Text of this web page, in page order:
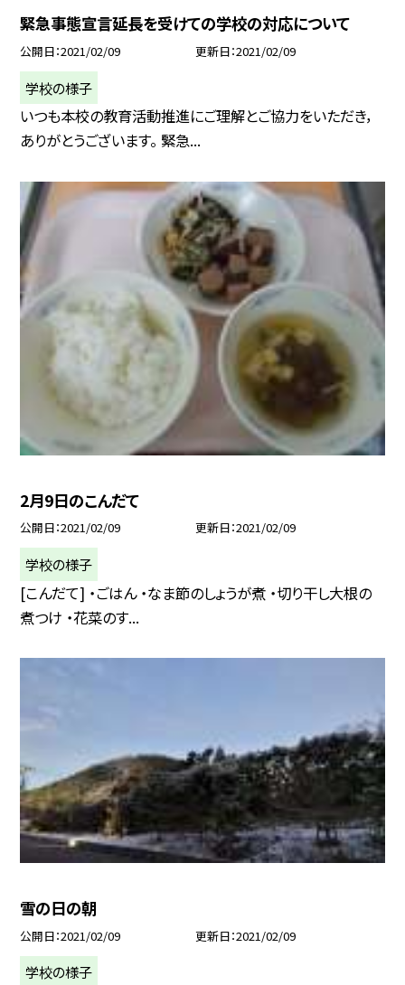
緊急事態宣言延長を受けての学校の対応について
公開日 2021/02/09 更新日 2021/02/09
学校の様子
いつも本校の教育活動推進にご理解とご協力をいただき，
ありがとうございます。 緊急...
2月9日のこんだて
公開日 2021/02/09 更新日 2021/02/09
学校の様子
[こんだて] ・ごはん ・なま節のしょうが煮 ・切り干し大根の
煮つけ ・花菜のす...
雪の日の朝
公開日 2021/02/09 更新日 2021/02/09
学校の様子